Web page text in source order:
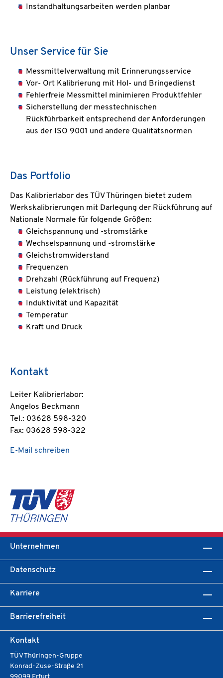
Instandhaltungsarbeiten werden planbar
Unser Service für Sie
Messmittelverwaltung mit Erinnerungsservice
Vor- Ort Kalibrierung mit Hol- und Bringedienst
Fehlerfreie Messmittel minimieren Produktfehler
Sicherstellung der messtechnischen
Rückführbarkeit entsprechend der Anforderungen
aus der ISO 9001 und andere Qualitätsnormen
Das Portfolio
Das Kalibrierlabor des TÜV Thüringen bietet zudem
Werkskalibrierungen mit Darlegung der Rückführung auf
Nationale Normale für folgende Größen:
Gleichspannung und -stromstärke
Wechselspannung und -stromstärke
Gleichstromwiderstand
Frequenzen
Drehzahl (Rückführung auf Frequenz)
Leistung (elektrisch)
Induktivität und Kapazität
Temperatur
Kraft und Druck
Kontakt
Leiter Kalibrierlabor:
Angelos Beckmann
Tel.: 03628 598-320
Fax: 03628 598-322
E-Mail schreiben
Unternehmen
Datenschutz
Karriere
Barrierefreiheit
Kontakt
TÜV Thüringen-Gruppe
Konrad-Zuse-Straße 21